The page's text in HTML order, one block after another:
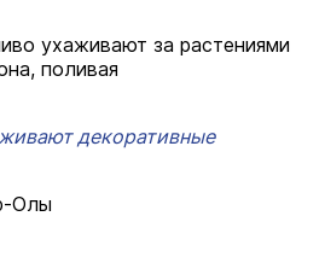
ухаживают за растениями
поливая
декоративные
Олы